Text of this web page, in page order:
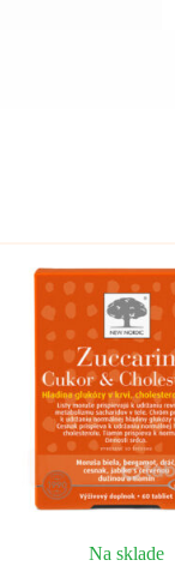
Na sklade